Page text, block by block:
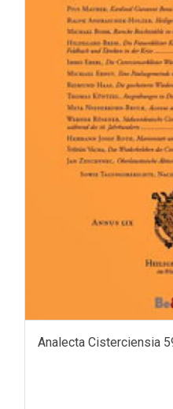
Analecta Cisterciensia